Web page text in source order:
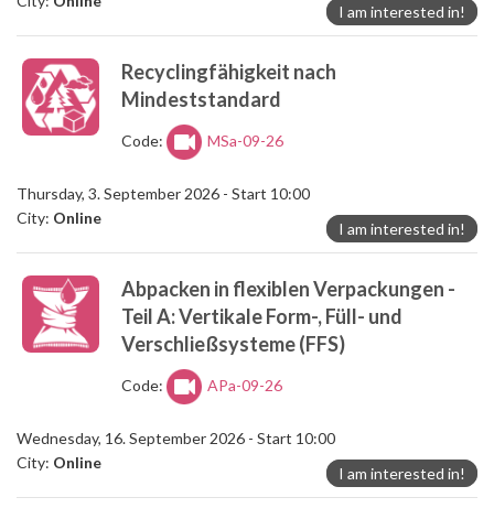
I am interested in!
Recyclingfähigkeit nach
Mindeststandard
Code: MSa-09-26
Thursday, 3. September 2026 - Start 10:00
City: Online
I am interested in!
Abpacken in flexiblen Verpackungen -
Teil A: Vertikale Form-, Füll- und
Verschließsysteme (FFS)
Code: APa-09-26
Wednesday, 16. September 2026 - Start 10:00
City: Online
I am interested in!